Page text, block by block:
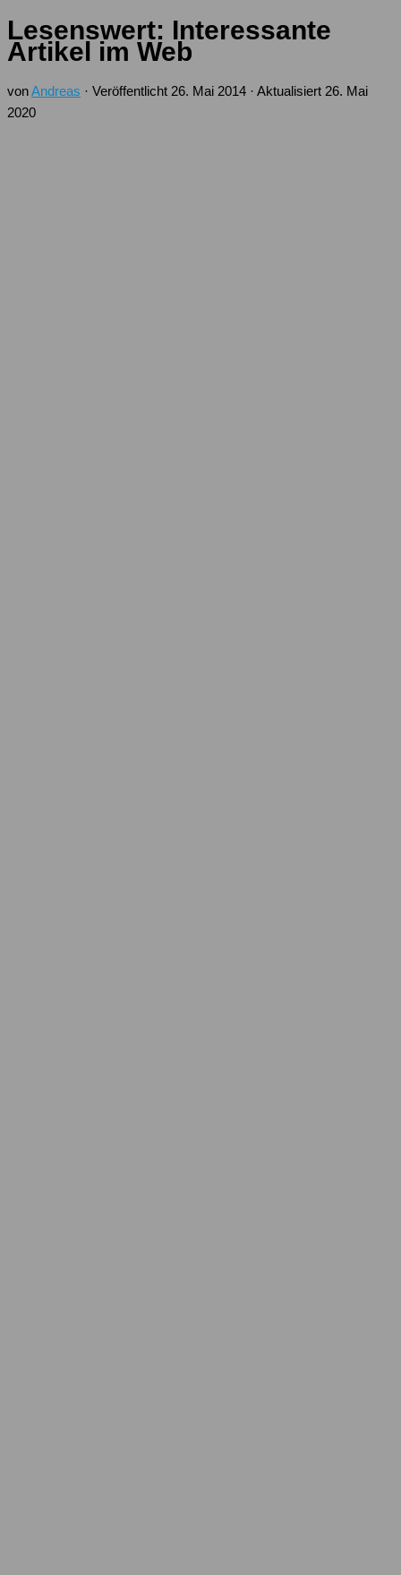
Lesenswert: Interessante
Artikel im Web
vonAndreas · Veröffentlicht 26. Mai 2014 · Aktualisiert 26. Mai
2020